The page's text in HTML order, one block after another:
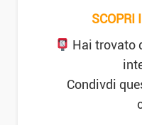
SCOPRI
Hai trovato
Condivdi